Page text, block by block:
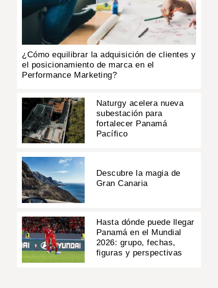
¿Cómo equilibrar la adquisición de clientes y
el posicionamiento de marca en el
Performance Marketing?
Naturgy acelera nueva
subestación para
fortalecer Panamá
Pacífico
Descubre la magia de
Gran Canaria
Hasta dónde puede llegar
Panamá en el Mundial
2026: grupo, fechas,
figuras y perspectivas